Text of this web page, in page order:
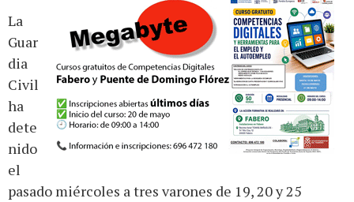
La
Guar
dia
Civil
ha
dete
nido
el
pasado miércoles a tres varones de 19, 20 y 25